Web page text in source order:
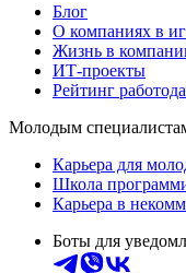
Блог
О компаниях в
Жизнь в
ИТ-проекты
Рейтинг
Молодым
Карьера для
Школа
Карьера в
Боты для